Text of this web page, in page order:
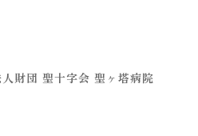
財団 聖十字会 聖ヶ塔病院